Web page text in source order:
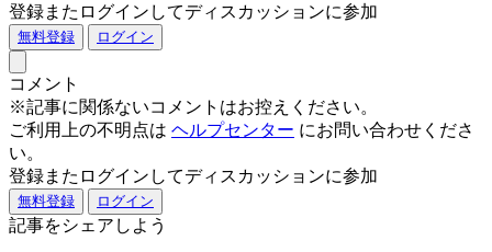
登録またログインしてディスカッションに参加
無料登録 ログイン
コメント
※記事に関係ないコメントはお控えください。
ご利用上の不明点は ヘルプセンター にお問い合わせくださ
い。
登録またログインしてディスカッションに参加
無料登録 ログイン
記事をシェアしよう